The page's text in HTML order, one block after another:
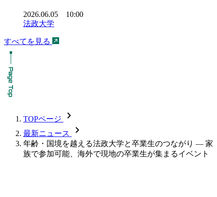
2026.06.05 10:00
法政大学
すべてを見る
TOPページ chevron_forward
最新ニュース chevron_forward
年齢・国境を越える法政大学と卒業生のつながり — 家
族で参加可能、海外で現地の卒業生が集まるイベント